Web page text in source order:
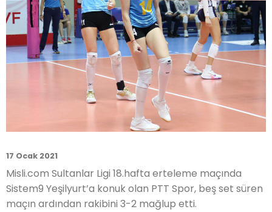
17 Ocak 2021
Misli.com Sultanlar Ligi 18.hafta erteleme maçında
Sistem9 Yeşilyurt’a konuk olan PTT Spor, beş set süren
maçın ardından rakibini 3-2 mağlup etti.